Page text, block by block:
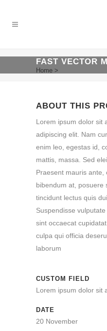
FAST VECTOR
Home >
ABOUT THIS
Lorem ipsum dolor sit
adipiscing elit. Nam
enim leo, egestas id,
mattis, massa. Sed
Praesent mauris ante,
bibendum at, posuere
tincidunt lectus quis
Suspendisse
sint occaecat
culpa qui officia
laborum
CUSTOM FIELD
Lorem ipsum dolor sit
DATE
20 November